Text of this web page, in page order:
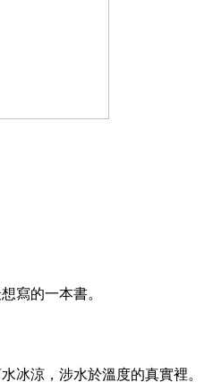
寫的一本書。
冰涼，涉水於溫度的真實裡。